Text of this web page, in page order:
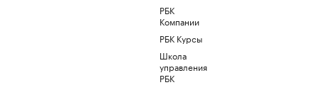
РБК
Компании
РБК Курсы
Школа
управления
РБК